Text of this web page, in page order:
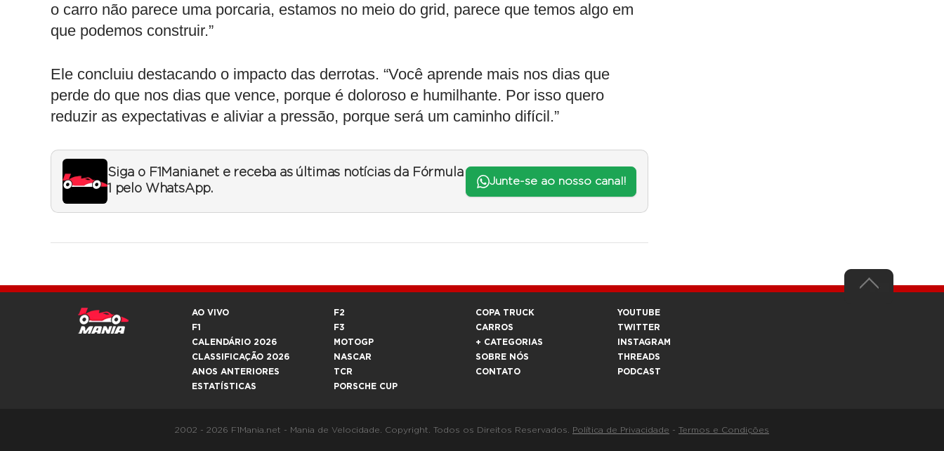
o carro não parece uma porcaria, estamos no meio do grid, parece que temos algo em
que podemos construir.”
Ele concluiu destacando o impacto das derrotas. “Você aprende mais nos dias que
perde do que nos dias que vence, porque é doloroso e humilhante. Por isso quero
reduzir as expectativas e aliviar a pressão, porque será um caminho difícil.”
Siga o F1Mania.net e receba as últimas notícias da Fórmula
1 pelo WhatsApp.
Junte-se ao nosso canal!
AO VIVO
F1
CALENDÁRIO 2026
CLASSIFICAÇÃO 2026
ANOS ANTERIORES
ESTATÍSTICAS
F2
F3
MOTOGP
NASCAR
TCR
PORSCHE CUP
COPA TRUCK
CARROS
+ CATEGORIAS
SOBRE NÓS
CONTATO
YOUTUBE
TWITTER
INSTAGRAM
THREADS
PODCAST
2002 - 2026 F1Mania.net - Mania de Velocidade. Copyright. Todos os Direitos Reservados. Política de Privacidade - Termos e Condições